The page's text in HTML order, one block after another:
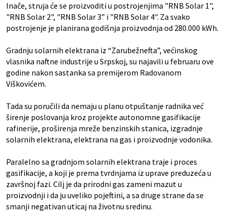
Inače, struja će se proizvoditi u postrojenjima "RNB Solar 1",
"RNB Solar 2", "RNB Solar 3” i "RNB Solar 4". Za svako
postrojenje je planirana godišnja proizvodnja od 280.000 kWh.
Gradnju solarnih elektrana iz “Zarubežnefta”, većinskog
vlasnika naftne industrije u Srpskoj, su najavili u februaru ove
godine nakon sastanka sa premijerom Radovanom
Viškovićem.
Tada su poručili da nemaju u planu otpuštanje radnika već
širenje poslovanja kroz projekte autonomne gasifikacije
rafinerije, proširenja mreže benzinskih stanica, izgradnje
solarnih elektrana, elektrana na gas i proizvodnje vodonika.
Paralelno sa gradnjom solarnih elektrana traje i proces
gasifikacije, a koji je prema tvrdnjama iz uprave preduzeća u
završnoj fazi. Cilj je da prirodni gas zameni mazut u
proizvodnji i da ju uveliko pojeftini, a sa druge strane da se
smanji negativan uticaj na životnu sredinu.